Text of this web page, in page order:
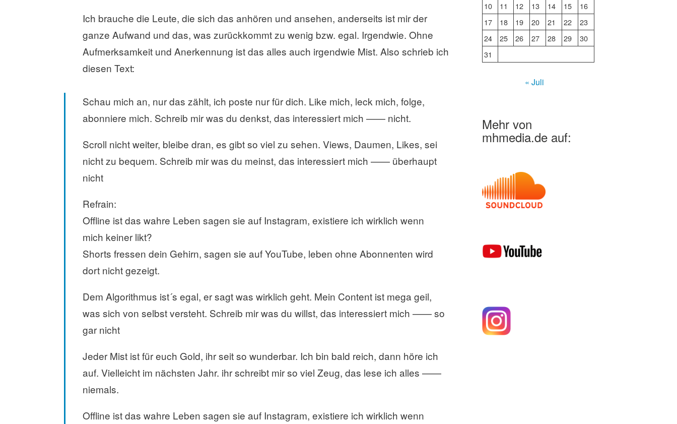
Ich brauche die Leute, die sich das anhören und ansehen, anderseits ist mir der
ganze Aufwand und das, was zurückkommt zu wenig bzw. egal. Irgendwie. Ohne
Aufmerksamkeit und Anerkennung ist das alles auch irgendwie Mist. Also schrieb ich
diesen Text:
Schau mich an, nur das zählt, ich poste nur für dich. Like mich, leck mich, folge,
abonniere mich. Schreib mir was du denkst, das interessiert mich —— nicht.
Scroll nicht weiter, bleibe dran, es gibt so viel zu sehen. Views, Daumen, Likes, sei
nicht zu bequem. Schreib mir was du meinst, das interessiert mich —— überhaupt
nicht
Refrain:
Offline ist das wahre Leben sagen sie auf Instagram, existiere ich wirklich wenn
mich keiner likt?
Shorts fressen dein Gehirn, sagen sie auf YouTube, leben ohne Abonnenten wird
dort nicht gezeigt.
Dem Algorithmus ist´s egal, er sagt was wirklich geht. Mein Content ist mega geil,
was sich von selbst versteht. Schreib mir was du willst, das interessiert mich —— so
gar nicht
Jeder Mist ist für euch Gold, ihr seit so wunderbar. Ich bin bald reich, dann höre ich
auf. Vielleicht im nächsten Jahr. ihr schreibt mir so viel Zeug, das lese ich alles ——
niemals.
Offline ist das wahre Leben sagen sie auf Instagram, existiere ich wirklich wenn
10
11 12 13 14 15
16
17
18 19 20 21 22
23
24
25 26 27 28 29
30
31
« Juli
Mehr von
mhmedia.de auf: